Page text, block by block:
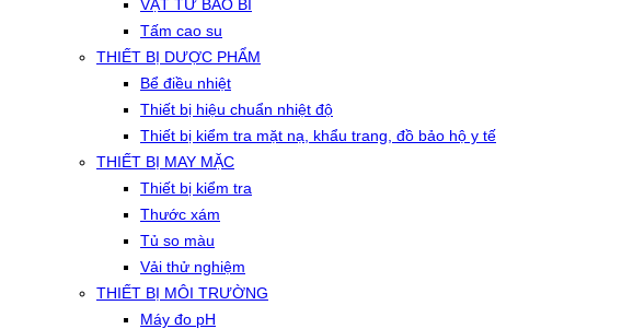
VẬT TƯ BAO BÌ
Tấm cao su
THIẾT BỊ DƯỢC PHẨM
Bể điều nhiệt
Thiết bị hiệu chuẩn nhiệt độ
Thiết bị kiểm tra mặt nạ, khẩu trang, đồ bảo hộ y tế
THIẾT BỊ MAY MẶC
Thiết bị kiểm tra
Thước xám
Tủ so màu
Vải thử nghiệm
THIẾT BỊ MÔI TRƯỜNG
Máy đo pH